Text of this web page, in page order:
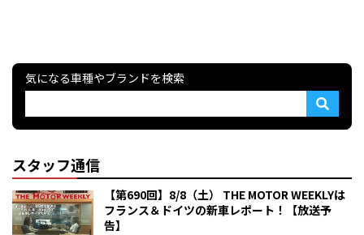
気になる車種やブランドを検索
スタッフ通信
【第690回】8/8（土） THE MOTOR WEEKLYは
フランス＆ドイツの新車レポート！【放送予
告】